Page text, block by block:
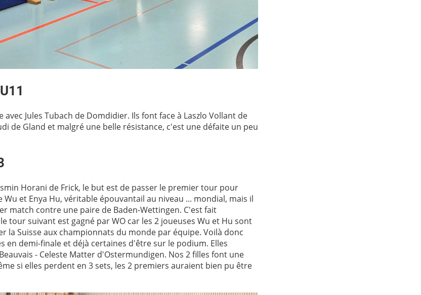
avec Jules Tubach de Domdidier. Ils font face à Laszlo Vollant de
de Gland et malgré une belle résistance, c'est une défaite un peu
Horani de Frick, le but est de passer le premier tour pour
et Enya Hu, véritable épouvantail au niveau ... mondial, mais il
match contre une paire de Baden-Wettingen. C'est fait
tour suivant est gagné par WO car les 2 joueuses Wu et Hu sont
la Suisse aux championnats du monde par équipe. Voilà donc
en demi-finale et déjà certaines d'être sur le podium. Elles
- Celeste Matter d'Ostermundigen. Nos 2 filles font une
si elles perdent en 3 sets, les 2 premiers auraient bien pu être